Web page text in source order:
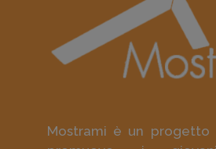
Mostrami è un progetto